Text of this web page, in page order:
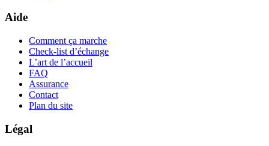
Aide
Comment ça marche
Check-list d’échange
L’art de l’accueil
FAQ
Assurance
Contact
Plan du site
Légal